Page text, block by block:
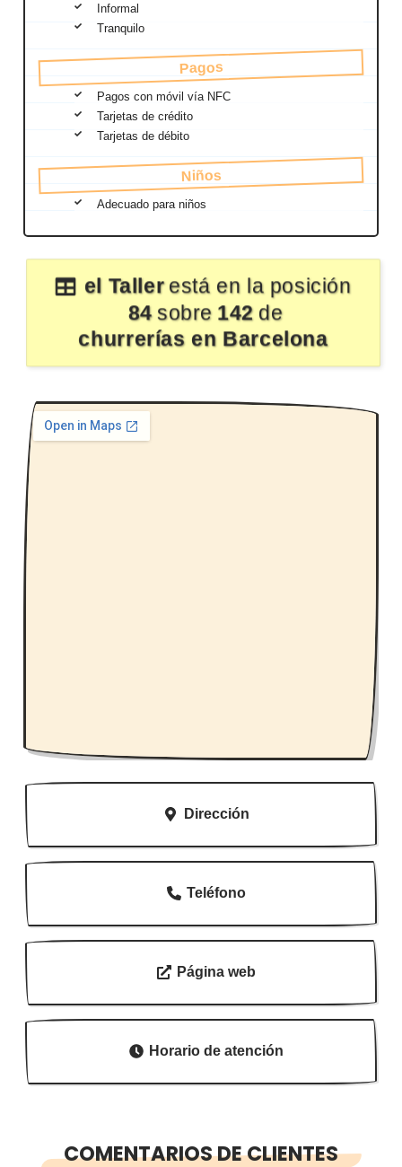
Informal
Tranquilo
Pagos
Pagos con móvil vía NFC
Tarjetas de crédito
Tarjetas de débito
Niños
Adecuado para niños
el Taller está en la posición
84 sobre 142 de
churrerías en Barcelona
Dirección
Teléfono
Página web
Horario de atención
COMENTARIOS DE CLIENTES